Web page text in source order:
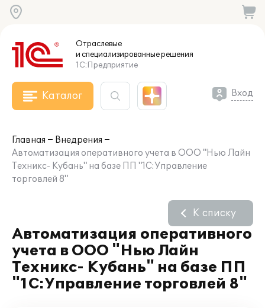
Отраслевые
и специализированныерешения
1С:Предприятие
Каталог Вход
Главная
Внедрения
Автоматизация оперативного учета в ООО "Нью Лайн
Техникс- Кубань" на базе ПП "1С:Управление
торговлей 8"
Автоматизация оперативного
учета в ООО "Нью Лайн
Техникс- Кубань" на базе ПП
"1С:Управление торговлей 8"
К списку